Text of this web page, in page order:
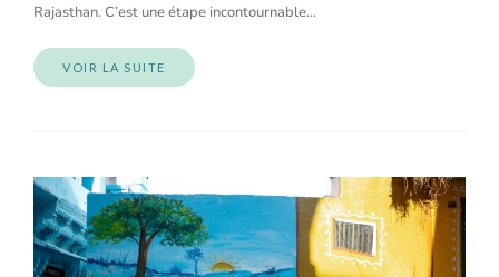
Rajasthan. C’est une étape incontournable…
VOIR LA SUITE